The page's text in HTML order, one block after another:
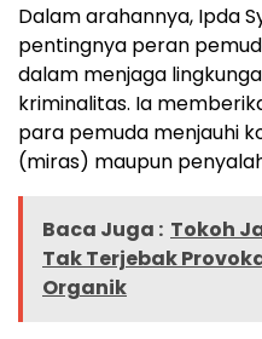
Dalam arahannya, Ipda
pentingnya peran
dalam menjaga
kriminalitas. Ia
para pemuda menjauhi
(miras) maupun
Baca Juga : Tokoh
Tak Terjebak
Organik